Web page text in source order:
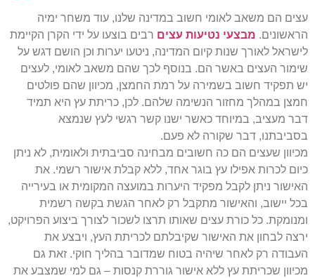
עצים הם משאב לאומי חשוב במדינה שלנו, עוד משחר ימיה
הראשונים. מבצעי נטיעות עצים רבים בוצעו על ידי הקרן הקיימת
לישראל לאורך שנות קיום המדינה, ניטעו יערות וכן הושם דגש על
שימור העצים באשר הם. בנוסף לכך שהם משאב לאומי, לעצים
יש תפקיד חשוב בשמירה על רמת החמצן, מכיוון שהם פולטים
חמצן במהלך מחזור הנשימה שלהם. לכן, כריתת עץ היא תמיד
דבר מעציב, במיוחד כאשר ישנו קשר רגשי לעץ שנמצא
בסביבתנו, דבר שקורה לא פעם.
מכיוון שעצים הם כה חשובים מבחינה סביבתית ולאומית, לא ניתן
כיום לכרות אפילו עץ בוגר אחד, ללא קבלת אישור רשמי. את
האישור ניתן לקבל מפקיד היערות במועצה המקומית או בעירייה
בכל יישוב, והאישור מתקבל רק לאחר הגשת בקשה רשמית
ומנומקת. כל כורת עצים שאותו תרצו לשכור לצורך ביצוע הפרויקט,
ירצה לבחון את האישור שקיבלתם לכריתת העץ, ויבצע את
העבודה רק לאחר שיהיה בטוח שמדובר בהליך חוקי. זאת גם
מכיוון שכריתת עץ ללא אישור גוררת קנסות – גם למי שמצבע את